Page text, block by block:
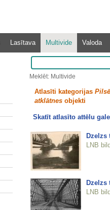
Lasītava Multivide Valoda
Meklēt: Multivide
Atlasīti kategorijas
atklātnesobjekti
Skatīt atlasīto attēlu
Dzelzs
LNB
Dzelzs
LNB